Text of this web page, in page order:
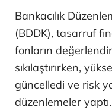
Bankacılık
(BDDK), tasarruf
fonların
sıkılaştırırken,
güncelledi ve risk
düzenlemeler yaptı.